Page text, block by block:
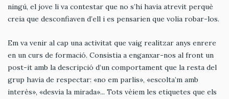
ningú, el jove li va contestar que no s’hi havia atrevit perquè
creia que desconfiaven d’ell i es pensarien que volia robar-los.
Em va venir al cap una activitat que vaig realitzar anys enrere
en un curs de formació. Consistia a enganxar-nos al front un
post-it amb la descripció d’un comportament que la resta del
grup havia de respectar: «no em parlis», «escolta’m amb
interès», «desvia la mirada»... Tots vèiem les etiquetes que els